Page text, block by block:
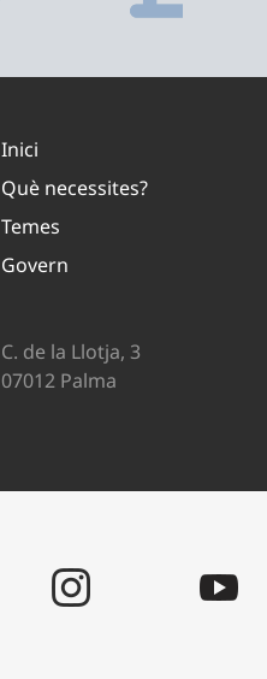
Inici
Què necessites?
Temes
Govern
C. de la Llotja, 3
07012 Palma